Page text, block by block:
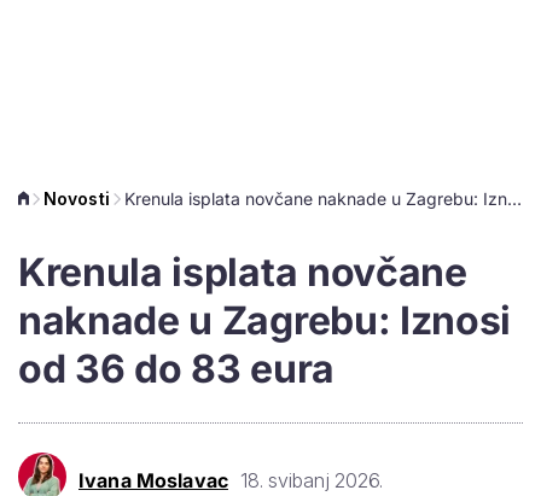
Novosti Krenula isplata novčane naknade u Zagrebu: Iznosi od 36 do 83 eura
Krenula isplata novčane
naknade u Zagrebu: Iznosi
od 36 do 83 eura
Ivana Moslavac 18. svibanj 2026.